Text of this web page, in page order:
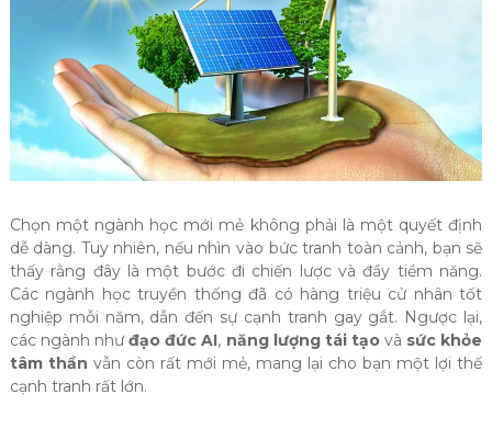
Chọn một ngành học mới mẻ không phải là một quyết định
dễ dàng. Tuy nhiên, nếu nhìn vào bức tranh toàn cảnh, bạn sẽ
thấy rằng đây là một bước đi chiến lược và đầy tiềm năng.
Các ngành học truyền thống đã có hàng triệu cử nhân tốt
nghiệp mỗi năm, dẫn đến sự cạnh tranh gay gắt. Ngược lại,
các ngành nhưđạo đức AI, năng lượng tái tạovà sức khỏe
tâm thần vẫn còn rất mới mẻ, mang lại cho bạn một lợi thế
cạnh tranh rất lớn.